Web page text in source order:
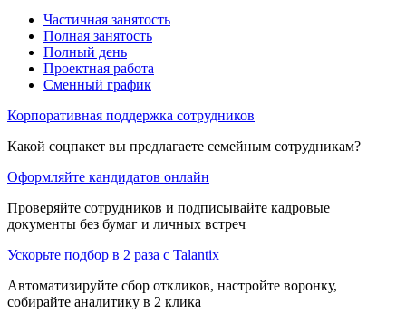
Частичная занятость
Полная занятость
Полный день
Проектная работа
Сменный график
Корпоративная поддержка сотрудников
Какой соцпакет вы предлагаете семейным сотрудникам?
Оформляйте кандидатов онлайн
Проверяйте сотрудников и подписывайте кадровые
документы без бумаг и личных встреч
Ускорьте подбор в 2 раза с Talantix
Автоматизируйте сбор откликов, настройте воронку,
собирайте аналитику в 2 клика